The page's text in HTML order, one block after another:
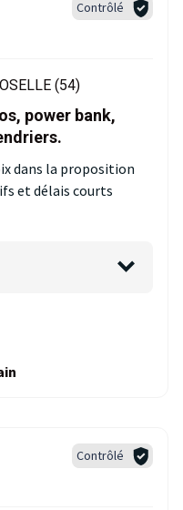
Contrôlé
(54)
power bank,
dans la proposition
et délais courts
Contrôlé